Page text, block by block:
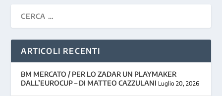
ARTICOLI RECENTI
BM MERCATO / PER LO ZADAR UN PLAYMAKER
DALL’EUROCUP – DI MATTEO CAZZULANI Luglio 20, 2026